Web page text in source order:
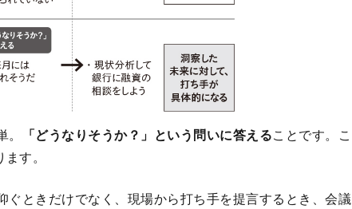
「どうなりそうか？」という問いに答えることです。こ
す。
ぐときだけでなく、現場から打ち手を提言するとき、会議